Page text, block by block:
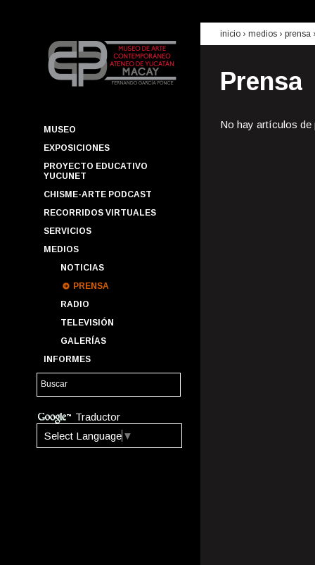
MUSEO
EXPOSICIONES
PROYECTO EDUCATIVO
YUCUNET
CHISME-ARTE PODCAST
RECORRIDOS VIRTUALES
SERVICIOS
MEDIOS
NOTICIAS
PRENSA
RADIO
TELEVISIÓN
GALERÍAS
INFORMES
Traductor
Select Language ▼
inicio › medios › prensa
Prensa
No hay artículos de